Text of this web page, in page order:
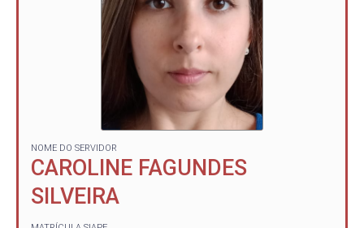
NOME DO SERVIDOR
CAROLINE FAGUNDES
SILVEIRA